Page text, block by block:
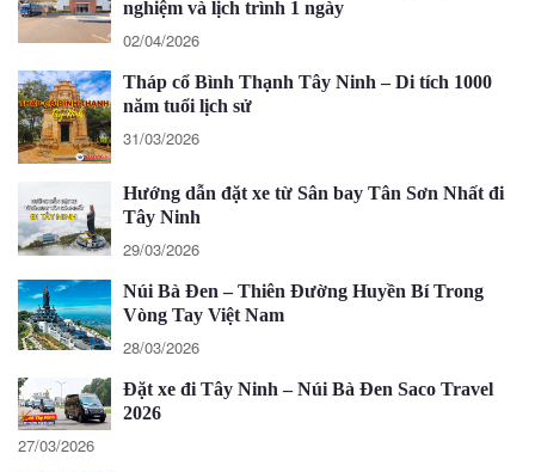
nghiệm và lịch trình 1 ngày
02/04/2026
Tháp cổ Bình Thạnh Tây Ninh – Di tích 1000
năm tuổi lịch sử
31/03/2026
Hướng dẫn đặt xe từ Sân bay Tân Sơn Nhất đi
Tây Ninh
29/03/2026
Núi Bà Đen – Thiên Đường Huyền Bí Trong
Vòng Tay Việt Nam
28/03/2026
Đặt xe đi Tây Ninh – Núi Bà Đen Saco Travel
2026
27/03/2026